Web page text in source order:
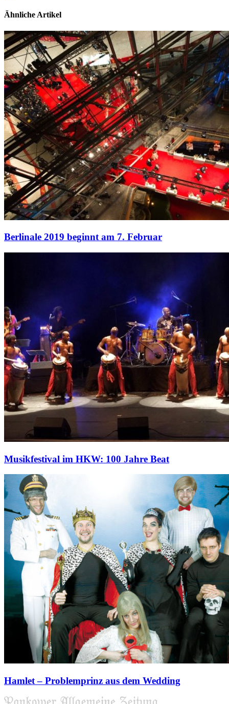
Ähnliche Artikel
Berlinale 2019 beginnt am 7. Februar
Musikfestival im HKW: 100 Jahre Beat
Hamlet – Problemprinz aus dem Wedding